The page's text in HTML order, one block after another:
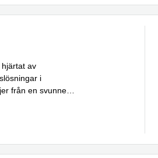
av
i
från en svunnen